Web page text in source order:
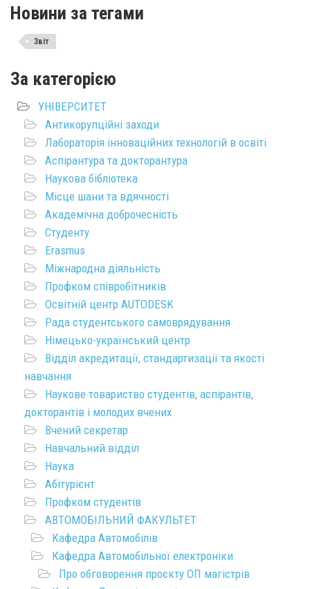
Новини за тегами
Звіт
За категорією
УНІВЕРСИТЕТ
Антикорупційні заходи
Лабораторія інноваційних технологій в освіті
Аспірантура та докторантура
Наукова бібліотека
Місце шани та вдячності
Академічна доброчесність
Студенту
Erasmus
Міжнародна діяльність
Профком співробітників
Освітній центр AUTODESK
Рада студентського самоврядування
Німецько-український центр
Відділ акредитації, стандартизації та якості
навчання
Наукове товариство студентів, аспірантів,
докторантів і молодих вчених
Вчений секретар
Навчальний відділ
Наука
Абітурієнт
Профком студентів
АВТОМОБІЛЬНИЙ ФАКУЛЬТЕТ
Кафедра Автомобілів
Кафедра Автомобільної електроніки
Про обговорення проєкту ОП магістрів